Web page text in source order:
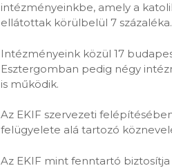
intézményeinkbe, amely a
ellátottak körülbelül 7 százaléka.
Intézményeink közül 17
Esztergomban pedig négy
is működik.
Az EKIF szervezeti
felügyelete alá tartozó
Az EKIF mint fenntartó